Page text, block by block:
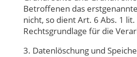
Betroffenen das
nicht, so dient Art. 6 Abs. 1 lit.
Rechtsgrundlage für die
3. Datenlöschung und